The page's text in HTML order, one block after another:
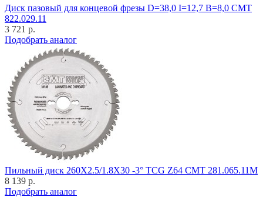
Диск пазовый для концевой фрезы D=38,0 I=12,7 B=8,0 CMT
822.029.11
3 721 р.
Подобрать аналог
Пильный диск 260X2.5/1.8X30 -3° TCG Z64 CMT 281.065.11M
8 139 р.
Подобрать аналог